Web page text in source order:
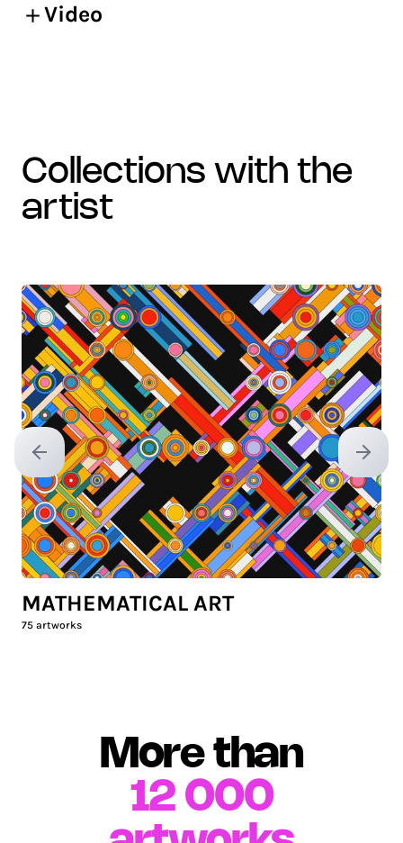
Video
collections with the
artist
Previous slide Next
MATHEMATICAL ART
75 artworks
More than
12 000